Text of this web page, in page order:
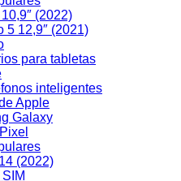
(2022)
5 12,9″ (2021)
para tabletas
inteligentes
Apple
Galaxy
(2022)